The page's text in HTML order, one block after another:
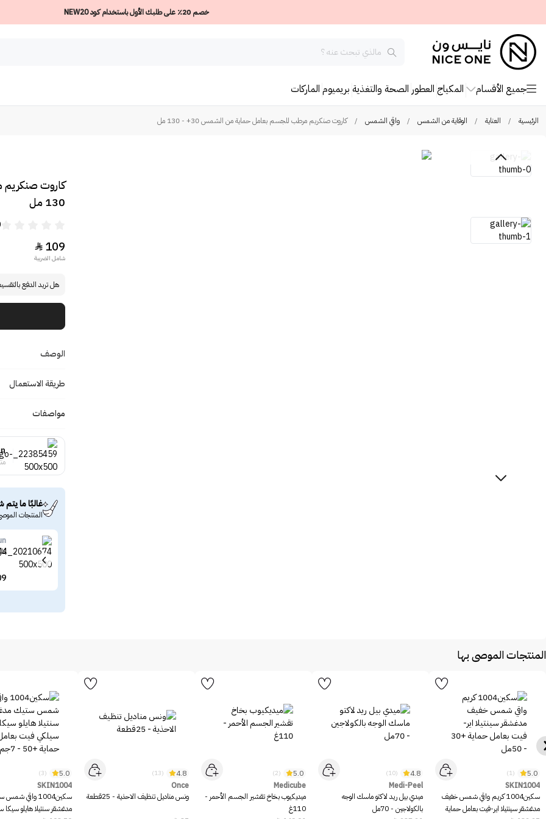
خصم 20٪ على طلبك الأول باستخدام كود NEW20
جميع الأقسام المكياج العطور الصحة والتغذية بريميوم الماركات
الرئيسية / العناية / الوقاية من الشمس / واقي الشمس / كاروت صنكريم مرطب للجسم بعامل حماية من الشمس 30+ - 130 مل
130 مل
109

شامل الضريبة
هل تريد الدفع
الوصف
طريقة الاستعمال
مواصفات
غالبًا ما يتم
المنتجات
المنتجات الموصى بها
5.0
(1)
SKIN1004
سكين1004 كريم واقي شمس خفيف
مدغشقر سينتيلا اير-فيت بعامل حماية
4.8
(10)
Medi-Peel
ميدي بيل ريد لاكتو ماسك الوجه
بالكولاجين - 70مل
5.0
(2)
Medicube
ميديكيوب بخاخ تقشير الجسم الأحمر -
110غ
4.8
(13)
Once
ونس مناديل تنظيف الاحذية - 25قطعة
5.0
(3)
SKIN1004
سكين1004 واقي
مدغشقر سنتيلا هايلو